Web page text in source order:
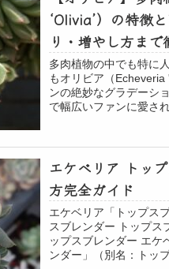
‘Olivia’）の特徴
り・増やし方まで
多肉植物の中でも特に
もオリビア（
ンの絶妙なグラデーシ
で幅広いファンに愛さ
エケベリア トッ
方完全ガイド
エケベリア「トップス
スブレンダー トップス
ップスブレンダー エケ
ンダー」（別名：トッ